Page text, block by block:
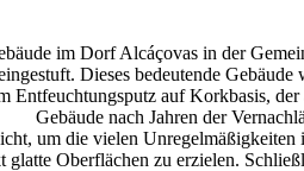
im Dorf Alcáçovas in der
Dieses bedeutende
Entfeuchtungsputz auf Korkbasis,
Gebäude nach Jahren der
um die vielen
glatte Oberflächen zu erzielen.